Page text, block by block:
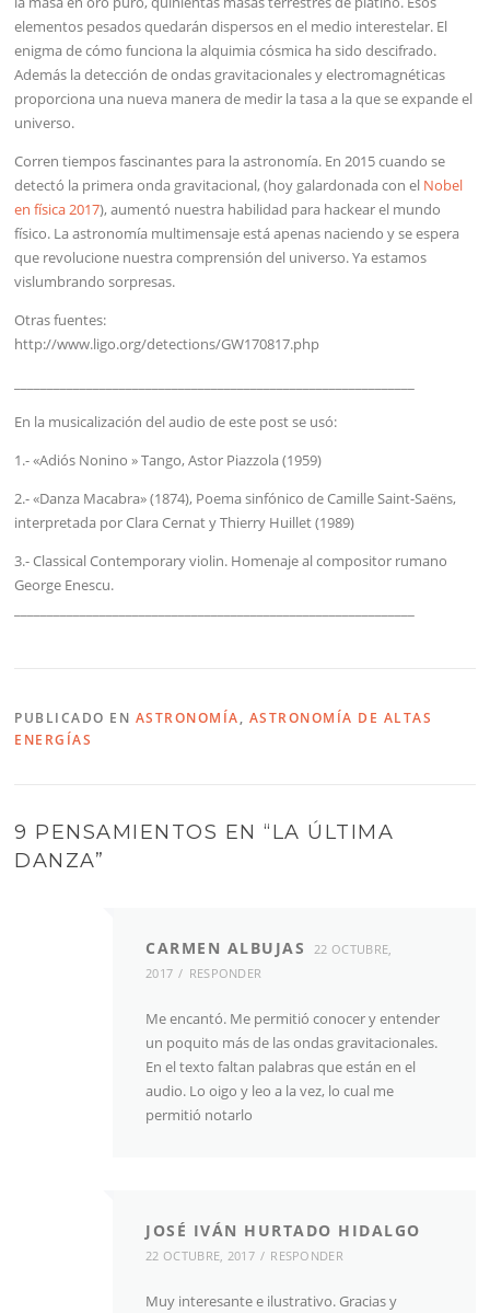
elementos pesados quedarán dispersos en el medio interestelar. El
enigma de cómo funciona la alquimia cósmica ha sido descifrado.
Además la detección de ondas gravitacionales y electromagnéticas
proporciona una nueva manera de medir la tasa a la que se expande el
universo.
Corren tiempos fascinantes para la astronomía. En 2015 cuando se
detectó la primera onda gravitacional, (hoy galardonada con el Nobel
en física 2017), aumentó nuestra habilidad para hackear el mundo
físico. La astronomía multimensaje está apenas naciendo y se espera
que revolucione nuestra comprensión del universo. Ya estamos
vislumbrando sorpresas.
Otras fuentes:
http://www.ligo.org/detections/GW170817.php
En la musicalización del audio de este post se usó:
1.- «Adiós Nonino » Tango, Astor Piazzola (1959)
2.- «Danza Macabra» (1874), Poema sinfónico de Camille Saint-Saëns,
interpretada por Clara Cernat y Thierry Huillet (1989)
3.- Classical Contemporary violin. Homenaje al compositor rumano
George Enescu.
PUBLICADO EN ASTRONOMÍA, ASTRONOMÍA DE ALTAS
ENERGÍAS
9 PENSAMIENTOS EN “LA ÚLTIMA
DANZA”
CARMEN ALBUJAS
22 OCTUBRE,
2017
RESPONDER
Me encantó. Me permitió conocer y entender
un poquito más de las ondas gravitacionales.
En el texto faltan palabras que están en el
audio. Lo oigo y leo a la vez, lo cual me
permitió notarlo
JOSÉ IVÁN HURTADO HIDALGO
22 OCTUBRE, 2017 RESPONDER
Muy interesante e ilustrativo. Gracias y